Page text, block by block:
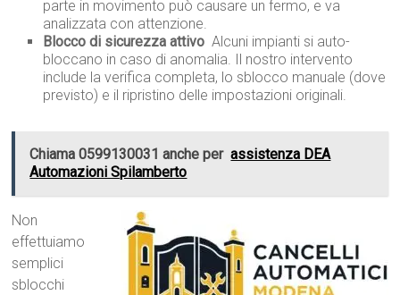
parte in movimento può causare un fermo, e va
analizzata con attenzione.
Blocco di sicurezza attivo  Alcuni impianti si auto-
bloccano in caso di anomalia. Il nostro intervento
include la verifica completa, lo sblocco manuale (dove
previsto) e il ripristino delle impostazioni originali.
Chiama 0599130031 anche per assistenza DEA
Automazioni Spilamberto
Non
effettuiamo
semplici
sblocchi